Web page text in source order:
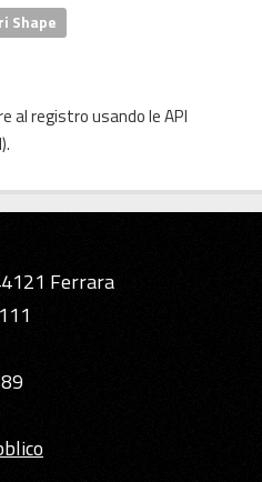
Shape
al registro usando leAPI
).
Ferrara